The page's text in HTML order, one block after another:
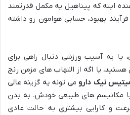
اینه که پیناهیل یه مکمل قدرتمند
بهبود، حسابی هوامون رو داشته
یا یه آسیب ورزشی دنبال راهی برای
یا اگه از التهاب های مزمن رنج
نیک دارومی تونه یه گزینه عالی
مکانیسم های طبیعی خودش، به بدن
و کارایی بیشتری به حالت عادی